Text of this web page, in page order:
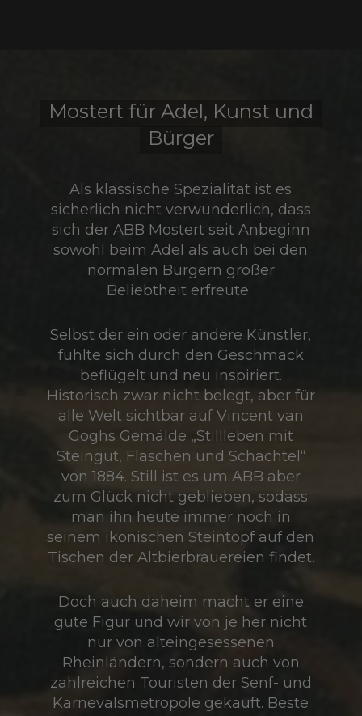
Mostert für Adel, Kunst und
Bürger
Als klassische Spezialität ist es
sicherlich nicht verwunderlich, dass
sich der ABB Mostert seit Anbeginn
sowohl beim Adel als auch bei den
normalen Bürgern großer
Beliebtheit erfreute.
Selbst der ein oder andere Künstler,
fühlte sich durch den Geschmack
beflügelt und neu inspiriert.
Historisch zwar nicht belegt, aber für
alle Welt sichtbar auf Vincent van
Goghs Gemälde „Stillleben mit
Steingut, Flaschen und Schachtel“
von 1884. Still ist es um ABB aber
zum Glück nicht geblieben, sodass
man ihn heute immer noch in
seinem ikonischen Steintopf auf den
Tischen der Altbierbrauereien findet.
Doch auch daheim macht er eine
gute Figur und wir von je her nicht
nur von alteingesessenen
Rheinländern, sondern auch von
zahlreichen Touristen der Senf- und
Karnevalsmetropole gekauft. Beste